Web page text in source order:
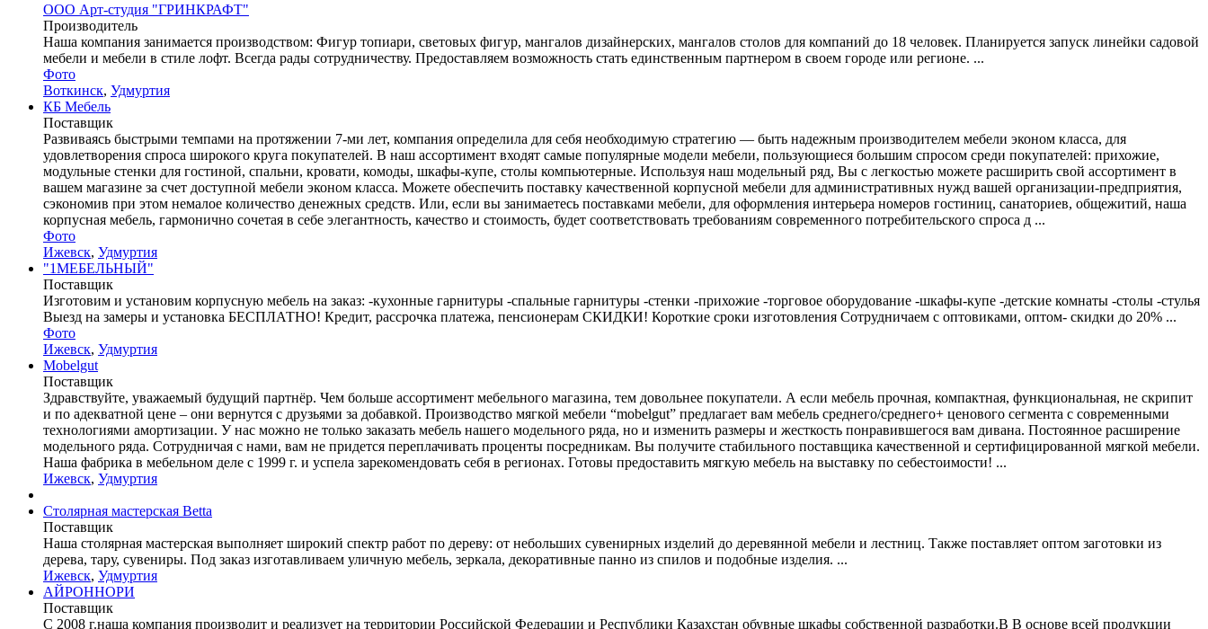
ООО Арт-студия "ГРИНКРАФТ"
Производитель
Наша компания занимается производством: Фигур топиари, световых фигур, мангалов дизайнерских, мангалов столов для компаний до 18 человек. Планируется запуск линейки садовой
мебели и мебели в стиле лофт. Всегда рады сотрудничеству. Предоставляем возможность стать единственным партнером в своем городе или регионе. ...
Фото
Воткинск, Удмуртия
КБ Мебель
Поставщик
Развиваясь быстрыми темпами на протяжении 7-ми лет, компания определила для себя необходимую стратегию — быть надежным производителем мебели эконом класса, для
удовлетворения спроса широкого круга покупателей. В наш ассортимент входят самые популярные модели мебели, пользующиеся большим спросом среди покупателей: прихожие,
модульные стенки для гостиной, спальни, кровати, комоды, шкафы-купе, столы компьютерные. Используя наш модельный ряд, Вы с легкостью можете расширить свой ассортимент в
вашем магазине за счет доступной мебели эконом класса. Можете обеспечить поставку качественной корпусной мебели для административных нужд вашей организации-предприятия,
сэкономив при этом немалое количество денежных средств. Или, если вы занимаетесь поставками мебели, для оформления интерьера номеров гостиниц, санаториев, общежитий, наша
корпусная мебель, гармонично сочетая в себе элегантность, качество и стоимость, будет соответствовать требованиям современного потребительского спроса д ...
Фото
Ижевск, Удмуртия
"1МЕБЕЛЬНЫЙ"
Поставщик
Изготовим и установим корпусную мебель на заказ: -кухонные гарнитуры -спальные гарнитуры -стенки -прихожие -торговое оборудование -шкафы-купе -детские комнаты -столы -стулья
Выезд на замеры и установка БЕСПЛАТНО! Кредит, рассрочка платежа, пенсионерам СКИДКИ! Короткие сроки изготовления Сотрудничаем с оптовиками, оптом- скидки до 20% ...
Фото
Ижевск, Удмуртия
Mobelgut
Поставщик
Здравствуйте, уважаемый будущий партнёр. Чем больше ассортимент мебельного магазина, тем довольнее покупатели. А если мебель прочная, компактная, функциональная, не скрипит
и по адекватной цене – они вернутся с друзьями за добавкой. Производство мягкой мебели “mobelgut” предлагает вам мебель среднего/среднего+ ценового сегмента с современными
технологиями амортизации. У нас можно не только заказать мебель нашего модельного ряда, но и изменить размеры и жесткость понравившегося вам дивана. Постоянное расширение
модельного ряда. Сотрудничая с нами, вам не придется переплачивать проценты посредникам. Вы получите стабильного поставщика качественной и сертифицированной мягкой мебели.
Наша фабрика в мебельном деле с 1999 г. и успела зарекомендовать себя в регионах. Готовы предоставить мягкую мебель на выставку по себестоимости! ...
Ижевск, Удмуртия
Столярная мастерская Betta
Поставщик
Наша столярная мастерская выполняет широкий спектр работ по дереву: от небольших сувенирных изделий до деревянной мебели и лестниц. Также поставляет оптом заготовки из
дерева, тару, сувениры. Под заказ изготавливаем уличную мебель, зеркала, декоративные панно из спилов и подобные изделия. ...
Ижевск, Удмуртия
АЙРОННОРИ
Поставщик
С 2008 г.наша компания производит и реализует на территории Российской Федерации и Республики Казахстан обувные шкафы собственной разработки.В В основе всей продукции